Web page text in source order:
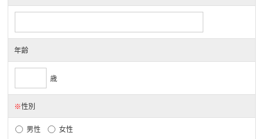
年齢
歳
※性別
男性 女性